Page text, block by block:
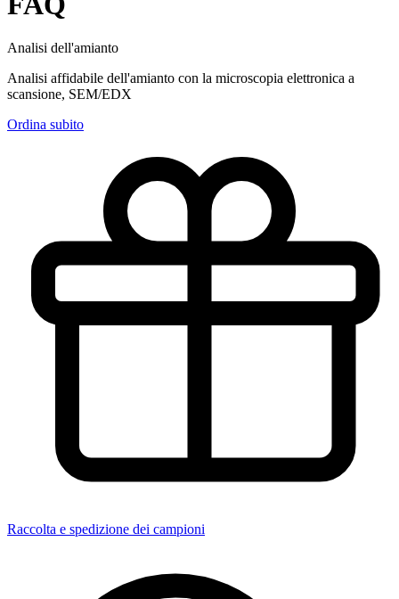
Analisi dell'amianto
Analisi affidabile dell'amianto con la microscopia elettronica a
scansione, SEM/EDX
Ordina subito
Raccolta e spedizione dei campioni